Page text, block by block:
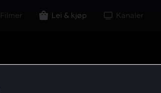
Filmer Lei & kjøp Kanaler